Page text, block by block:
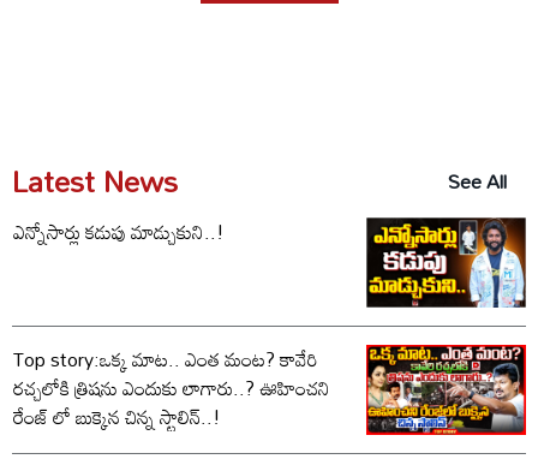
Latest News
See All
ఎన్నోసార్లు కడుపు మాడ్చుకుని..!
Top story:ఒక్క మాట.. ఎంత మంట? కావేరి
రచ్చలోకి త్రిషను ఎందుకు లాగారు..? ఊహించని
రేంజ్ లో బుక్కైన చిన్న స్టాలిన్..!